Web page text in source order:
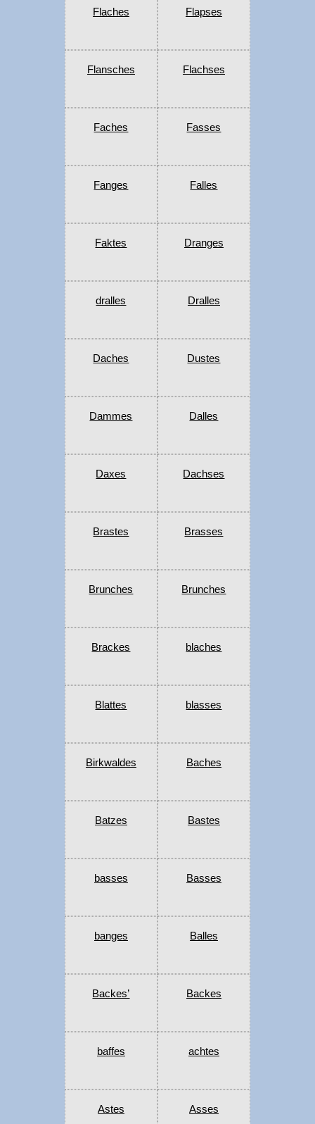
Flaches Flapses
Flansches Flachses
Faches Fasses
Fanges Falles
Faktes Dranges
dralles Dralles
Daches Dustes
Dammes Dalles
Daxes Dachses
Brastes Brasses
Brunches Brunches
Brackes blaches
Blattes blasses
Birkwaldes Baches
Batzes Bastes
basses Basses
banges Balles
Backes’ Backes
baffes achtes
Astes Asses